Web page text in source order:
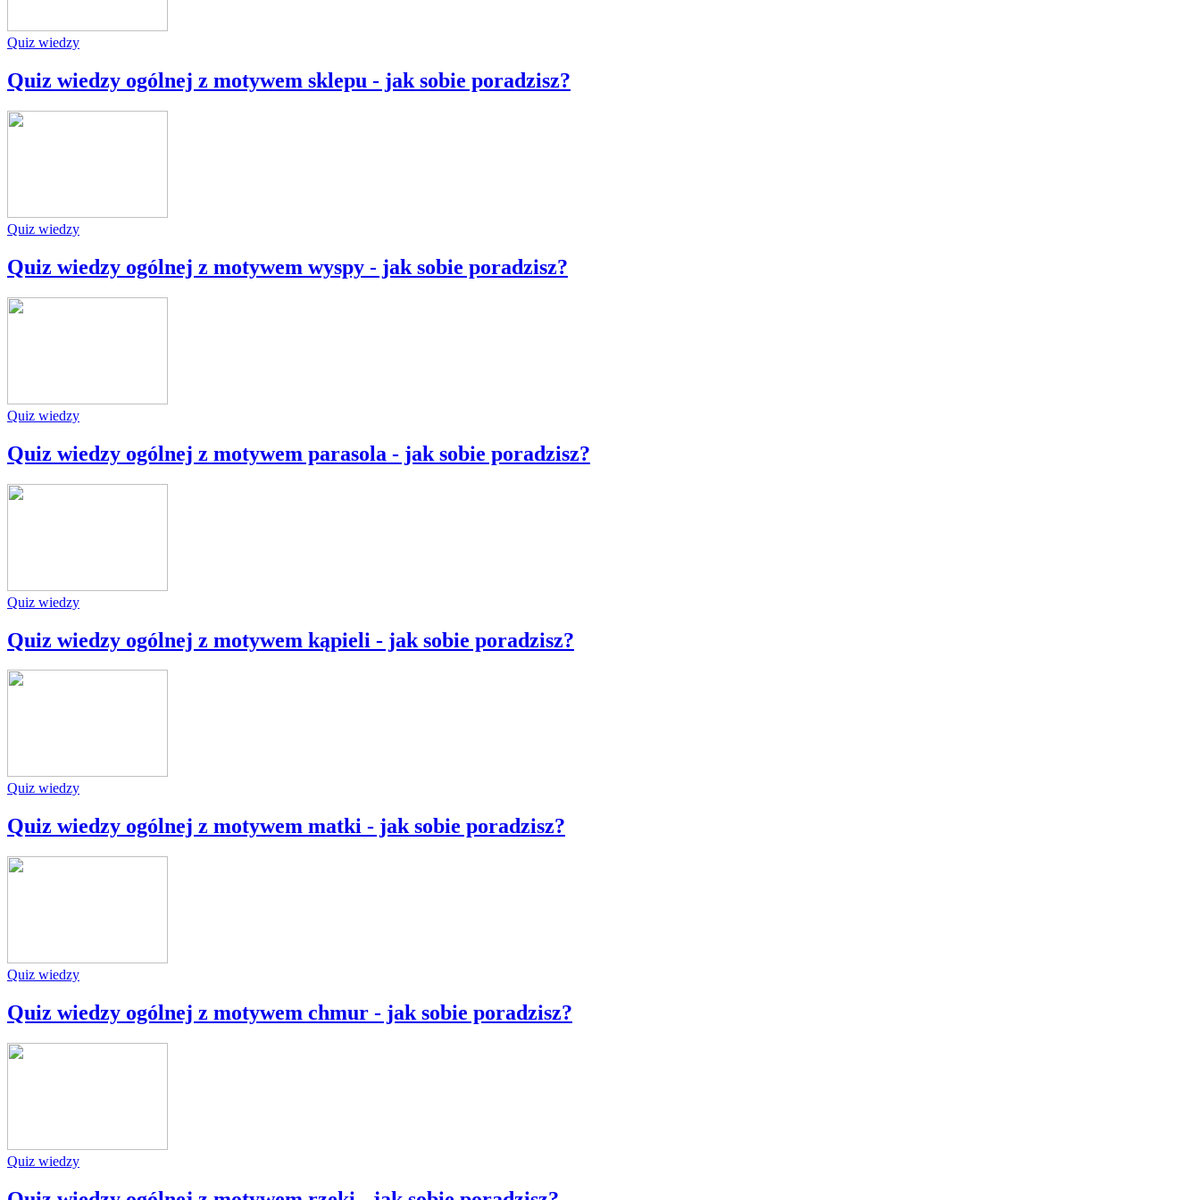
Quiz wiedzy
Quiz wiedzy ogólnej z motywem sklepu - jak sobie poradzisz?
Quiz wiedzy
Quiz wiedzy ogólnej z motywem wyspy - jak sobie poradzisz?
Quiz wiedzy
Quiz wiedzy ogólnej z motywem parasola - jak sobie poradzisz?
Quiz wiedzy
Quiz wiedzy ogólnej z motywem kąpieli - jak sobie poradzisz?
Quiz wiedzy
Quiz wiedzy ogólnej z motywem matki - jak sobie poradzisz?
Quiz wiedzy
Quiz wiedzy ogólnej z motywem chmur - jak sobie poradzisz?
Quiz wiedzy